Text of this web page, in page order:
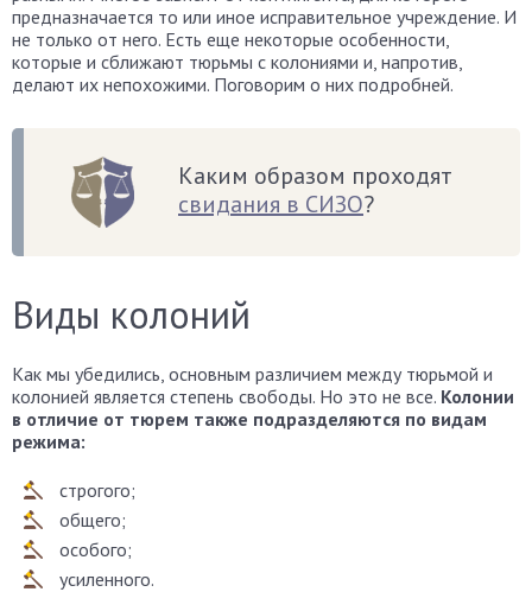
предназначается то или иное исправительное учреждение. И
не только от него. Есть еще некоторые особенности,
которые и сближают тюрьмы с колониями и, напротив,
делают их непохожими. Поговорим о них подробней.
Каким образом проходят
свидания в СИЗО?
Виды колоний
Как мы убедились, основным различием между тюрьмой и
колонией является степень свободы. Но это не все. Колонии
в отличие от тюрем также подразделяются по видам
режима:
строгого;
общего;
особого;
усиленного.